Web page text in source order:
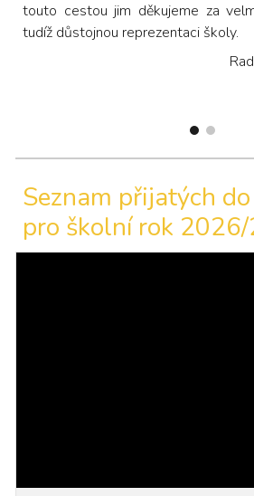
touto cestou jim děkujeme za
tudíž důstojnou reprezentaci školy.
Seznam přijatých
pro školní rok